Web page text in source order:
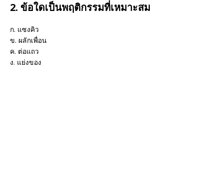
2. ข้อใดเป็นพฤติกรรมที่เหมาะสม
ก. แซงคิว
ข. ผลักเพื่อน
ค. ต่อแถว
ง. แย่งของ